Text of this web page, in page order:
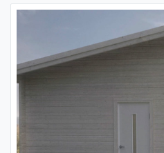
mycket effektiva kvadratmeter.